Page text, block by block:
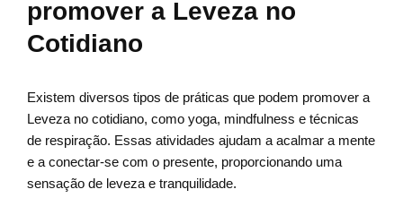
promover a Leveza no
Cotidiano
Existem diversos tipos de práticas que podem promover a
Leveza no cotidiano, como yoga, mindfulness e técnicas
de respiração. Essas atividades ajudam a acalmar a mente
e a conectar-se com o presente, proporcionando uma
sensação de leveza e tranquilidade.